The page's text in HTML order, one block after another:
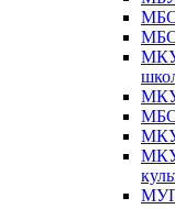
МКУ
МУП